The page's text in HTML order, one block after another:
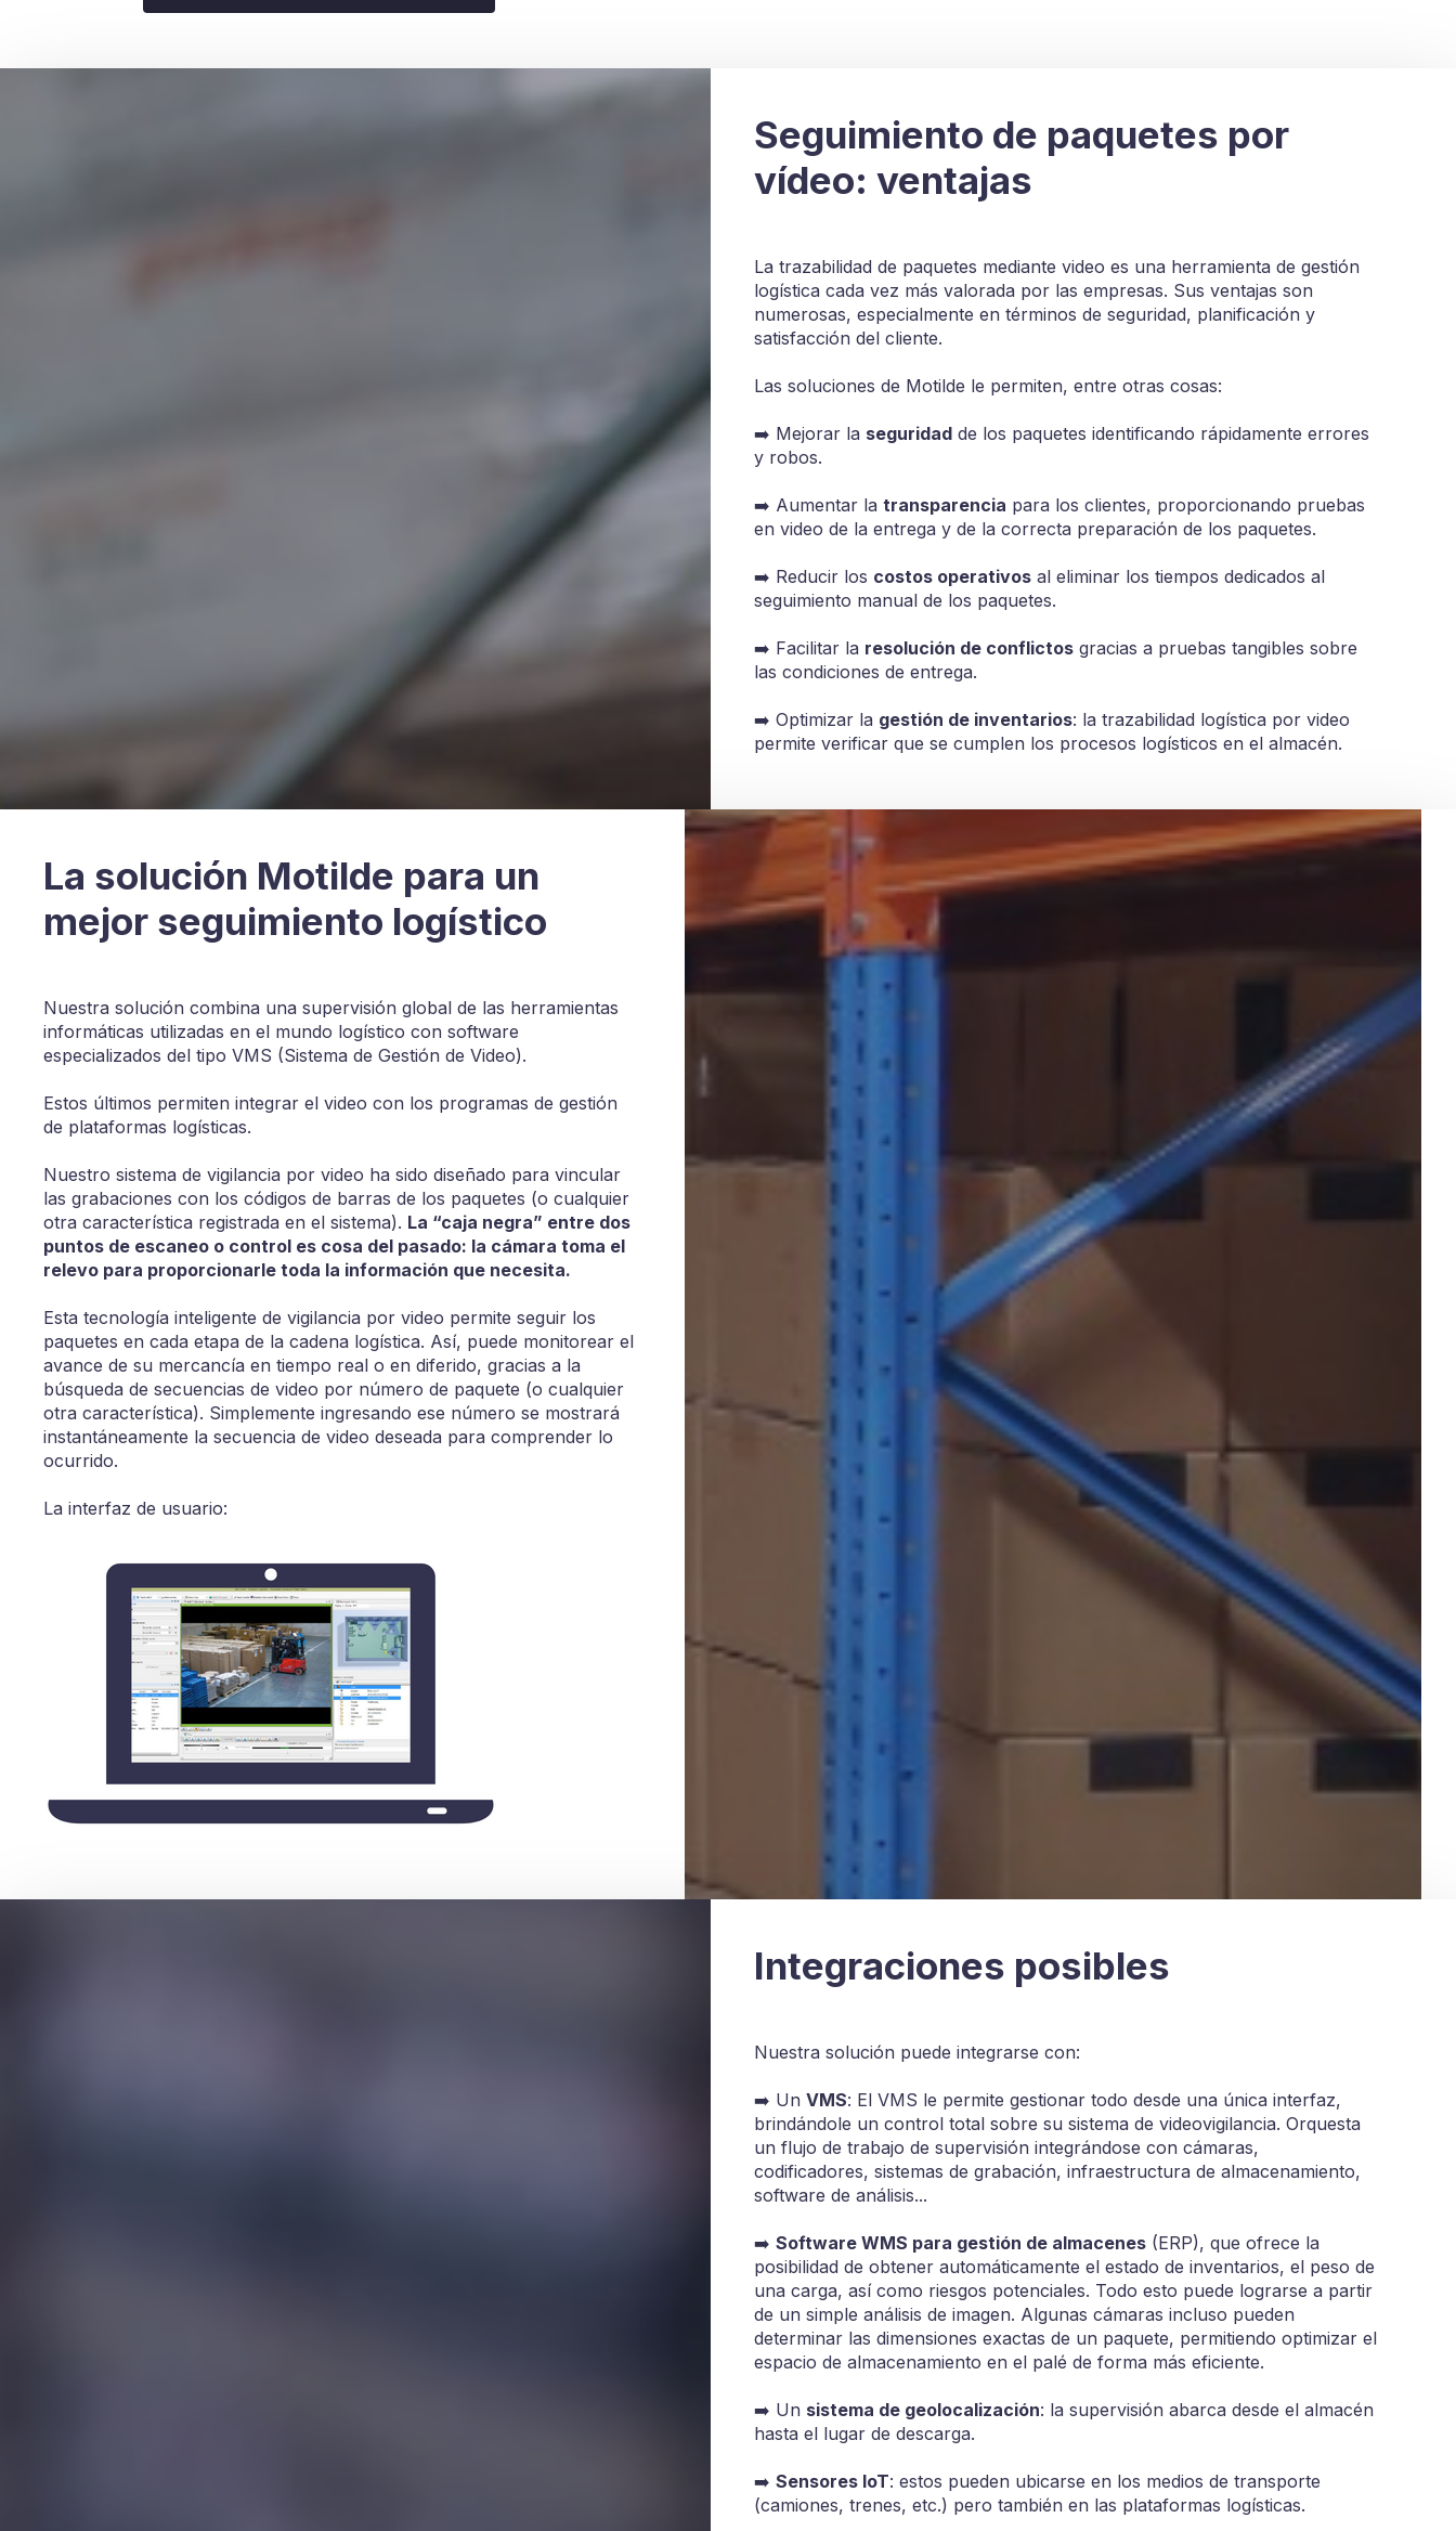
Seguimiento de paquetes por
vídeo: ventajas
La trazabilidad de paquetes mediante video es una herramienta de gestión
logística cada vez más valorada por las empresas. Sus ventajas son
numerosas, especialmente en términos de seguridad, planificación y
satisfacción del cliente.
Las soluciones de Motilde le permiten, entre otras cosas:
➡️ Mejorar la seguridad de los paquetes identificando rápidamente errores
y robos.
➡️ Aumentar la transparencia para los clientes, proporcionando pruebas
en video de la entrega y de la correcta preparación de los paquetes.
➡️ Reducir los costos operativos al eliminar los tiempos dedicados al
seguimiento manual de los paquetes.
➡️ Facilitar la resolución de conflictos gracias a pruebas tangibles sobre
las condiciones de entrega.
➡️ Optimizar la gestión de inventarios: la trazabilidad logística por video
permite verificar que se cumplen los procesos logísticos en el almacén.
La solución Motilde para un
mejor seguimiento logístico
Nuestra solución combina una supervisión global de las herramientas
informáticas utilizadas en el mundo logístico con software
especializados del tipo VMS (Sistema de Gestión de Video).
Estos últimos permiten integrar el video con los programas de gestión
de plataformas logísticas.
Nuestro sistema de vigilancia por video ha sido diseñado para vincular
las grabaciones con los códigos de barras de los paquetes (o cualquier
otra característica registrada en el sistema). La “caja negra” entre dos
puntos de escaneo o control es cosa del pasado: la cámara toma el
relevo para proporcionarle toda la información que necesita.
Esta tecnología inteligente de vigilancia por video permite seguir los
paquetes en cada etapa de la cadena logística. Así, puede monitorear el
avance de su mercancía en tiempo real o en diferido, gracias a la
búsqueda de secuencias de video por número de paquete (o cualquier
otra característica). Simplemente ingresando ese número se mostrará
instantáneamente la secuencia de video deseada para comprender lo
ocurrido.
La interfaz de usuario:
Integraciones posibles
Nuestra solución puede integrarse con:
➡️ Un VMS: El VMS le permite gestionar todo desde una única interfaz,
brindándole un control total sobre su sistema de videovigilancia. Orquesta
un flujo de trabajo de supervisión integrándose con cámaras,
codificadores, sistemas de grabación, infraestructura de almacenamiento,
software de análisis...
➡️ Software WMS para gestión de almacenes (ERP), que ofrece la
posibilidad de obtener automáticamente el estado de inventarios, el peso de
una carga, así como riesgos potenciales. Todo esto puede lograrse a partir
de un simple análisis de imagen. Algunas cámaras incluso pueden
determinar las dimensiones exactas de un paquete, permitiendo optimizar el
espacio de almacenamiento en el palé de forma más eficiente.
➡️ Un sistema de geolocalización: la supervisión abarca desde el almacén
hasta el lugar de descarga.
➡️ Sensores IoT: estos pueden ubicarse en los medios de transporte
(camiones, trenes, etc.) pero también en las plataformas logísticas.